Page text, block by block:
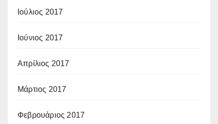
Ιούλιος 2017
Ιούνιος 2017
Απρίλιος 2017
Μάρτιος 2017
Φεβρουάριος 2017